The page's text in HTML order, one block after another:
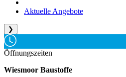
Aktuelle Angebote
❯
Öffnungszeiten
Wiesmoor Baustoffe